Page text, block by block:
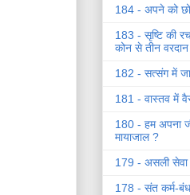
184 - अपने को
183 - सृष्टि की
कोन से तीन
182 - सत्संग में
181 - वास्तव में
180 - हम अपना
मायाजाल ?
179 - असली सेवा
178 - संत कर्म-